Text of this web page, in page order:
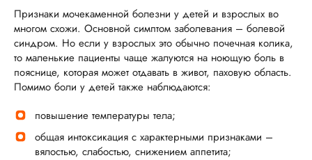
Признаки мочекаменной болезни у детей и взрослых во
многом схожи. Основной симптом заболевания – болевой
синдром. Но если у взрослых это обычно почечная колика,
то маленькие пациенты чаще жалуются на ноющую боль в
пояснице, которая может отдавать в живот, паховую область.
Помимо боли у детей также наблюдаются:
повышение температуры тела;
общая интоксикация с характерными признаками –
вялостью, слабостью, снижением аппетита;